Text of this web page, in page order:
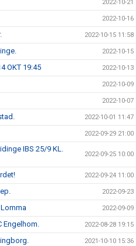
2022-10-21
2022-10-16
2022-10-15 11:58
2022-10-15
OKT 19:45 2022-10-13
2022-10-09
2022-10-07
2022-10-01 11:47
2022-09-29 21:00
IBS 25/9 KL.
2022-09-25 10:00
2022-09-24 11:00
2022-09-23
2022-09-09
Engelhom. 2022-08-28 19:15
2021-10-10 15:36